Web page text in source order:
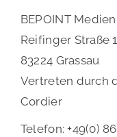
BEPOINT
Reifinger Straße 1
83224 Grassau
Vertreten durch
Cordier
Telefon: +49(0)